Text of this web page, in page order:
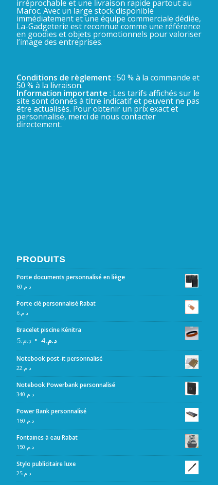
irréprochable et une livraison rapide partout au
Maroc. Avec un large stock disponible
immédiatement et une équipe commerciale dédiée,
La-Gadgeterie est reconnue comme une référence
en goodies et objets promotionnels pour valoriser
l’image des entreprises.
Conditions de règlement : 50 % à la commande et
50 % à la livraison.
Information importante : Les tarifs affichés sur le
site sont donnés à titre indicatif et peuvent ne pas
être actualisés. Pour obtenir un prix exact et
personnalisé, merci de nous contacter
directement.
PRODUITS
Porte documents personnalisé en liège
د.م.60
Porte clé personnalisé Rabat
د.م.6
Bracelet piscine Kénitra
د.م.5 د.م.4
Notebook post-it personnalisé
د.م.22
Notebook Powerbank personnalisé
د.م.340
Power Bank personnalisé
د.م.160
Fontaines à eau Rabat
د.م.150
Stylo publicitaire luxe
د.م.25